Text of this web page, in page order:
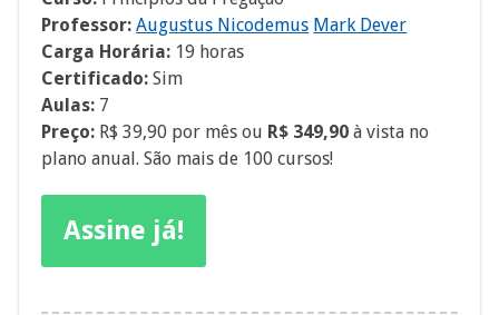
Professor: Augustus Nicodemus Mark Dever
Carga Horária: 19 horas
Certificado: Sim
Aulas: 7
Preço: R$ 39,90 por mês ou R$ 349,90 à vista no
plano anual. São mais de 100 cursos!
Assine já!